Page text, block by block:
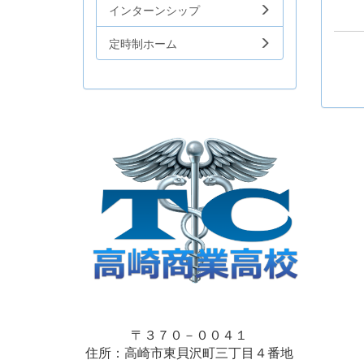
インターンシップ
定時制ホーム
〒３７０－００４１
住所：高崎市東貝沢町三丁目４番地